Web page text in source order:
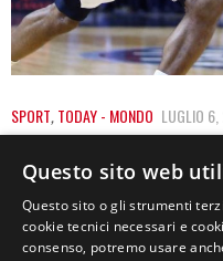
SPORT,TODAY - MONDO LUGLIO
MERCATO NBA,
GEORGE:
Un’altra rivoluzione. Il
Questo sito web
Questo sito o gli strumenti
cookie tecnici necessari e
consenso, potremo usare